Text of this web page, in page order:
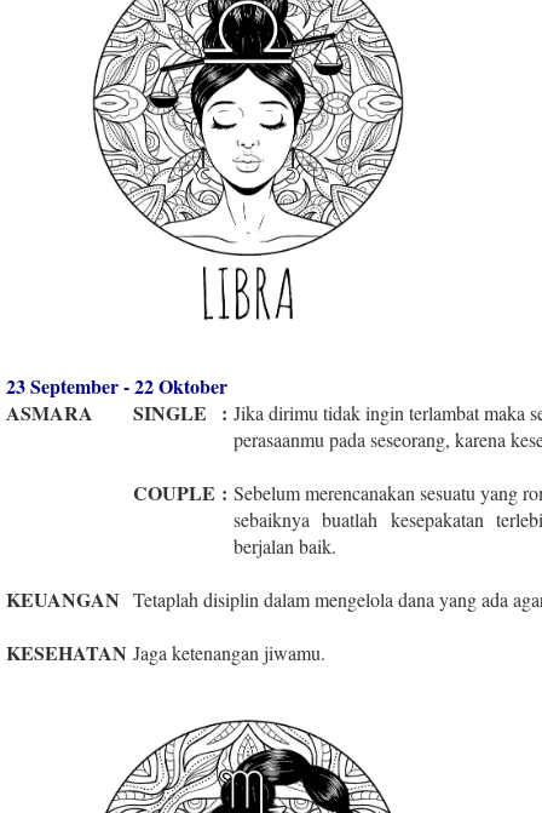
23 September - 22 Oktober
ASMARA
SINGLE : Jika dirimu tidak ingin terlambat maka
perasaanmu pada seseorang, karena
COUPLE : Sebelum merencanakan sesuatu yang
sebaiknya buatlah kesepakatan
berjalan baik.
KEUANGAN Tetaplah disiplin dalam mengelola dana yang ada
KESEHATAN Jaga ketenangan jiwamu.